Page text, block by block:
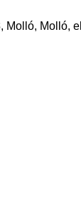
Molló, Molló,